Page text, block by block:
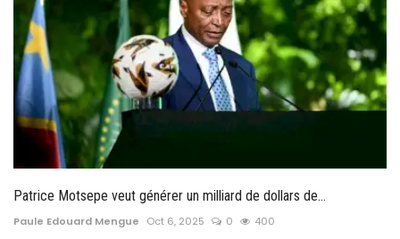
Patrice Motsepe veut générer un milliard de dollars de...
Paule Edouard Mengue Oct 6, 2025 0 400